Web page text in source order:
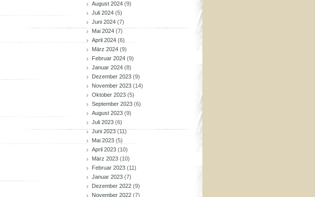
August 2024 (9)
Juli 2024 (5)
Juni 2024 (7)
Mai 2024 (7)
April 2024 (6)
März 2024 (9)
Februar 2024 (9)
Januar 2024 (8)
Dezember 2023 (9)
November 2023 (14)
Oktober 2023 (5)
September 2023 (6)
August 2023 (9)
Juli 2023 (6)
Juni 2023(11)
Mai 2023 (5)
April 2023 (10)
März 2023 (10)
Februar 2023 (11)
Januar 2023 (7)
Dezember 2022 (9)
November 2022 (7)